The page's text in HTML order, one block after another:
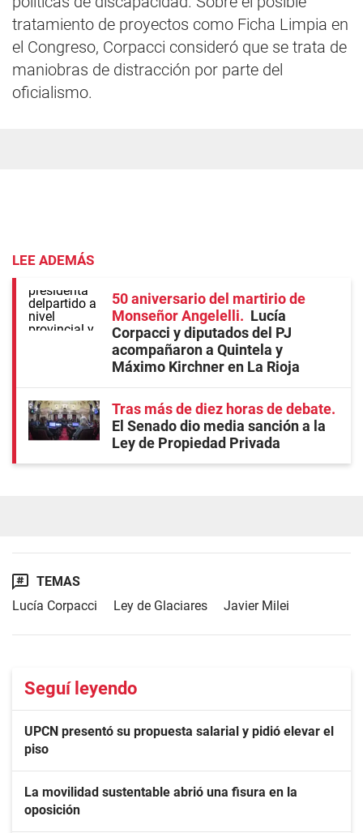
tratamiento de proyectos como Ficha Limpia en
el Congreso, Corpacci consideró que se trata de
maniobras de distracción por parte del
oficialismo.
LEE ADEMÁS
50 aniversario del martirio de
Monseñor Angelelli
Lucía
Corpacci y diputados del PJ
acompañaron a Quintela y
Máximo Kirchner en La Rioja
Tras más de diez horas de debate
El Senado dio media sanción a la
Ley de Propiedad Privada
TEMAS
Lucía Corpacci
Ley de Glaciares Javier Milei
Seguí leyendo
UPCN presentó su propuesta salarial y pidió elevar el
piso
La movilidad sustentable abrió una fisura en la
oposición